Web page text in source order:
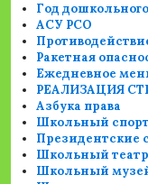
Год
АСУ РСО
Ракетная
Ежедневное
РЕАЛИЗАЦИЯ
Азбука права
Школьный
Президентские
Школьный театр
Школьный